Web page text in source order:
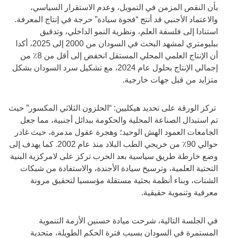
بأن النقص المزمن في التمويل، وعدم الاستقرار السياسي،
والاعتماد الأجنبي قد أنتج “فجوة سيادة” حرجة في إنتاج المعرفة.
استنادا إلى فلسفة العلم، ونظرية النمو الداخلي، وتدقيق
ببليومتري لمشهد البحث في السودان من 2000 إلى 2025، أكدا
أن الإنتاج العلمي المحلي المستقل انخفض إلى أقل من 8٪ من
إجمالي الإنتاج بحلول عام 2024، مع تشكيل سرد السودان بشكل
متزايد من قبل جهات خارجية.
تركز الورقة على تحديد هيكليين: “الحلزون الثلاثي المكسور” حيث
تم استبدال الصناعة المحلية والحكومة ببدائل أجنبية، مما جعل
الجامعات العمود الهش الوحيد؛ وهجرة عقول مدمرة، حيث غادر
حوالي 90٪ من خريجي الطب البلاد منذ عام 2002. كما يهدف إلى
وضع خارطة طريق سياسية بعد الحرب تركز على لامركزية البنية
التحتية العلمية، وترسيخ سيادة الأجندة، والاستفادة من شبكات
الشتات، وبناء أنظمة بحثية مستقلة مؤسسيا لتحقيق مرونة
معرفية وتنموية حقيقية.
في الجلسة التالية، شرحت ميادة حسنين الأزمة التنموية
المستمرة في السودان بسبب فترة الحكم الطويلة، متحدية